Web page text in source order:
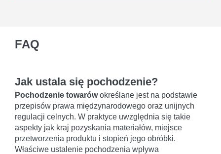
FAQ
Jak ustala się pochodzenie?
Pochodzenie towarówokreślane jest na podstawie
przepisów prawa międzynarodowego oraz unijnych
regulacji celnych. W praktyce uwzględnia się takie
aspekty jak kraj pozyskania materiałów, miejsce
przetworzenia produktu i stopień jego obróbki.
Właściwe ustalenie pochodzenia wpływa